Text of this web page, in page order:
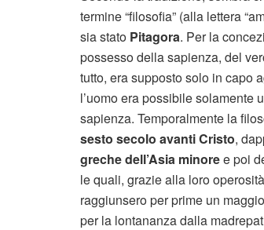
termine “filosofia” (alla lettera
sia stato Pitagora. Per la
possesso della sapienza, del
tutto, era supposto solo in capo
l’uomo era possibile solamente
sapienza. Temporalmente la
sesto secolo avanti Cristo,
greche dell’Asia minoree poi
le quali, grazie alla loro
raggiunsero per prime un
per la lontananza dalla